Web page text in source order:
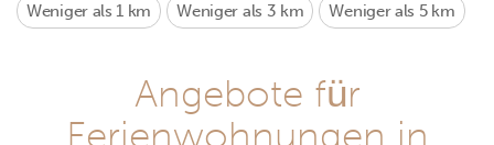
Weniger als 1 km Weniger als 3 km Weniger als 5 km
Angebote für
Ferienwohnungen in